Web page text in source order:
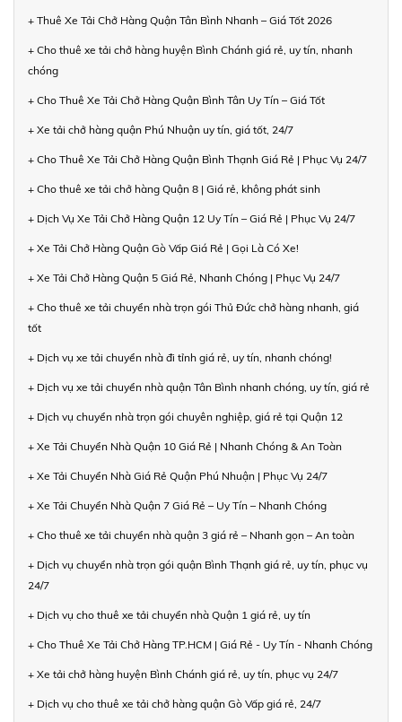
+ Thuê Xe Tải Chở Hàng Quận Tân Bình Nhanh – Giá Tốt 2026
+ Cho thuê xe tải chở hàng huyện Bình Chánh giá rẻ, uy tín, nhanh
chóng
+ Cho Thuê Xe Tải Chở Hàng Quận Bình Tân Uy Tín – Giá Tốt
+ Xe tải chở hàng quận Phú Nhuận uy tín, giá tốt, 24/7
+ Cho Thuê Xe Tải Chở Hàng Quận Bình Thạnh Giá Rẻ | Phục Vụ 24/7
+ Cho thuê xe tải chở hàng Quận 8 | Giá rẻ, không phát sinh
+ Dịch Vụ Xe Tải Chở Hàng Quận 12 Uy Tín – Giá Rẻ | Phục Vụ 24/7
+ Xe Tải Chở Hàng Quận Gò Vấp Giá Rẻ | Gọi Là Có Xe!
+ Xe Tải Chở Hàng Quận 5 Giá Rẻ, Nhanh Chóng | Phục Vụ 24/7
+ Cho thuê xe tải chuyển nhà trọn gói Thủ Đức chở hàng nhanh, giá
tốt
+ Dịch vụ xe tải chuyển nhà đi tỉnh giá rẻ, uy tín, nhanh chóng!
+ Dịch vụ xe tải chuyển nhà quận Tân Bình nhanh chóng, uy tín, giá rẻ
+ Dịch vụ chuyển nhà trọn gói chuyên nghiệp, giá rẻ tại Quận 12
+ Xe Tải Chuyển Nhà Quận 10 Giá Rẻ | Nhanh Chóng & An Toàn
+ Xe Tải Chuyển Nhà Giá Rẻ Quận Phú Nhuận | Phục Vụ 24/7
+ Xe Tải Chuyển Nhà Quận 7 Giá Rẻ – Uy Tín – Nhanh Chóng
+ Cho thuê xe tải chuyển nhà quận 3 giá rẻ – Nhanh gọn – An toàn
+ Dịch vụ chuyển nhà trọn gói quận Bình Thạnh giá rẻ, uy tín, phục vụ
24/7
+ Dịch vụ cho thuê xe tải chuyển nhà Quận 1 giá rẻ, uy tín
+ Cho Thuê Xe Tải Chở Hàng TP.HCM | Giá Rẻ - Uy Tín - Nhanh Chóng
+ Xe tải chở hàng huyện Bình Chánh giá rẻ, uy tín, phục vụ 24/7
+ Dịch vụ cho thuê xe tải chở hàng quận Gò Vấp giá rẻ, 24/7